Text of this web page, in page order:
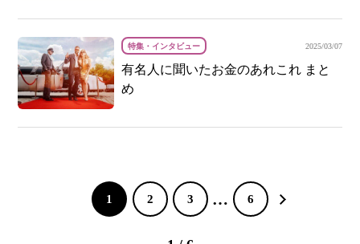
特集・インタビュー 2025/03/07
有名人に聞いたお金のあれこれ まと
め
1 2 3 … 6